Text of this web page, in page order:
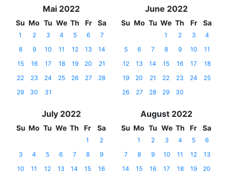
Mai 2022
Su Mo Tu We Th Fr Sa
1 2 3 4 5 6
7
8
9 10 11 12 13
14
15
16 17 18 19 20
21
22
23 24 25 26 27
28
29
30 31
June 2022
Su Mo Tu We Th Fr Sa
1 2 3
4
5
6 7 8 9 10
11
12
13 14 15 16 17
18
19
20 21 22 23 24
25
26
27 28 29 30
July 2022
Su Mo Tu We Th Fr Sa
1
2
3
4 5 6 7 8
9
10
11 12 13 14 15
16
August 2022
Su Mo Tu We Th Fr Sa
1 2 3 4 5
6
7
8 9 10 11 12
13
14
15 16 17 18 19
20